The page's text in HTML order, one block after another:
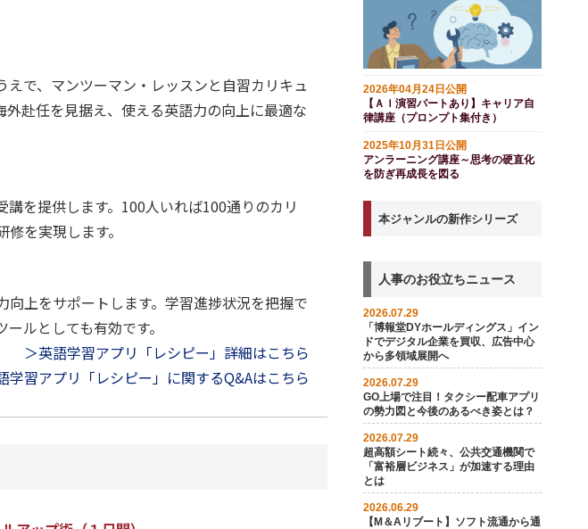
で、マンツーマン・レッスンと自習カリキュ
赴任を見据え、使える英語力の向上に最適な
を提供します。100人いれば100通りのカリ
を実現します。
上をサポートします。学習進捗状況を把握で
ルとしても有効です。
＞英語学習アプリ「レシピー」詳細はこちら
学習アプリ「レシピー」に関するQ&Aはこちら
2026年04月24日公開
【ＡＩ演習パートあり】キャリア自
律講座（プロンプト集付き）
2025年10月31日公開
アンラーニング講座～思考の硬直化
を防ぎ再成長を図る
本ジャンルの新作シリーズ
人事のお役立ちニュース
2026.07.29
「博報堂DYホールディングス」イン
ドでデジタル企業を買収、広告中心
から多領域展開へ
2026.07.29
GO上場で注目！タクシー配車アプリ
の勢力図と今後のあるべき姿とは？
2026.07.29
超高額シート続々、公共交通機関で
「富裕層ビジネス」が加速する理由
とは
2026.06.29
【M＆Aリブート】ソフト流通から通